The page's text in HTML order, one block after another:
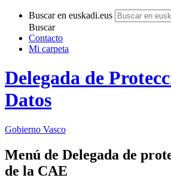
Buscar en euskadi.eus
Buscar
Contacto
Mi carpeta
Delegada de
Datos
Gobierno Vasco
Menú de Delegada de
de la CAE